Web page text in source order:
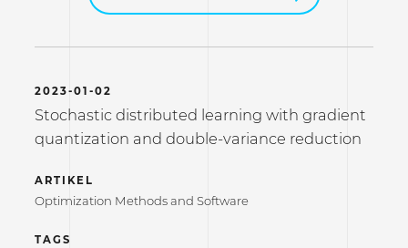
2023-01-02
Stochastic distributed learning with gradient
quantization and double-variance reduction
ARTIKEL
Optimization Methods and Software
TAGS